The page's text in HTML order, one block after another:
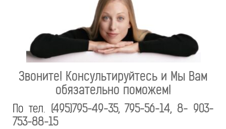
Звоните! Консультируйтесь и Мы Вам
обязательно поможем!
По тел. (495)795-49-35, 795-56-14, 8- 903-
753-88-15